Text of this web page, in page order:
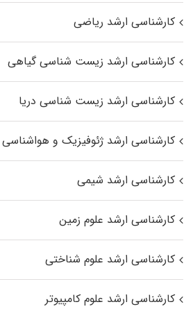
کارشناسی ارشد ریاضی
کارشناسی ارشد زیست‌ شناسی گیاهی
کارشناسی ارشد زیست‌ شناسی دریا
کارشناسی ارشد ژئوفیزیک و هواشناسی
کارشناسی ارشد شیمی
کارشناسی ارشد علوم زمین
کارشناسی ارشد علوم شناختی
کارشناسی ارشد علوم کامپیوتر